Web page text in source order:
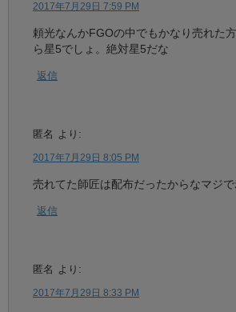
2017年7月29日 7:59 PM
頼光なんかFGOの中でもかなり売れた
ら星5でしょ。絶対星5だな
返信
匿名 より:
2017年7月29日 8:05 PM
売れてた師匠は配布だったからなマジ
返信
匿名 より:
2017年7月29日 8:33 PM